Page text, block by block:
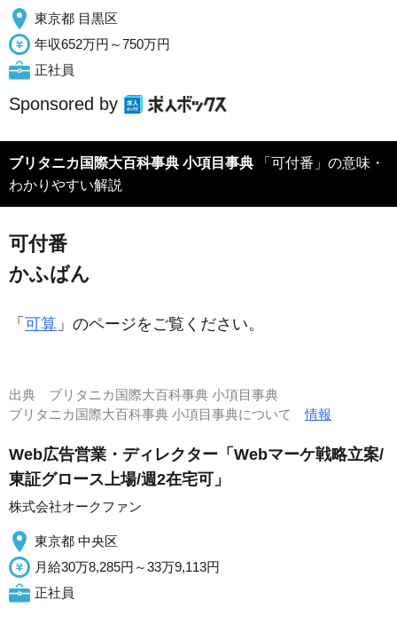
東京都 目黒区
年収652万円～750万円
正社員
Sponsored by
ブリタニカ国際大百科事典 小項目事典 「可付番」の意味・
わかりやすい解説
可付番
かふばん
「 可算 」のページをご覧ください。
出典 ブリタニカ国際大百科事典 小項目事典
ブリタニカ国際大百科事典 小項目事典について情報
Web広告営業・ディレクター「Webマーケ戦略立案/
東証グロース上場/週2在宅可」
株式会社オークファン
東京都 中央区
月給30万8,285円～33万9,113円
正社員